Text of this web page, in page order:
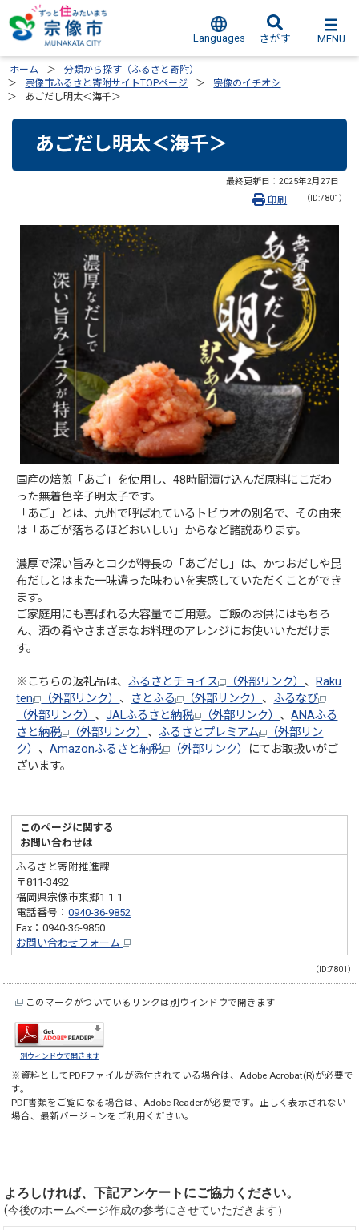
Languages さがす MENU
ホーム
分類から探す（ふるさと寄附）
宗像市ふるさと寄附サイトTOPページ
宗像のイチオシ
あごだし明太＜海千＞
あごだし明太＜海千＞
最終更新日： 2025年2月27日
（ID:7801）
印刷
国産の焙煎「あご」を使用し、48時間漬け込んだ原料にこだわ
った無着色辛子明太子です。
「あご」とは、九州で呼ばれているトビウオの別名で、その由来
は「あごが落ちるほどおいしい」からなど諸説あります。
濃厚で深い旨みとコクが特長の「あごだし」は、かつおだしや昆
布だしとはまた一味違った味わいを実感していただくことができ
ます。
ご家庭用にも喜ばれる大容量でご用意。ご飯のお供にはもちろ
ん、酒の肴やさまざまなお料理のアレンジにお使いいただけま
す。
※こちらの返礼品は、ふるさとチョイス （外部リンク） 、Raku
ten
（外部リンク） 、 さとふる （外部リンク） 、ふるなび
（外部リンク） 、JALふるさと納税 （外部リンク） 、ANAふる
さと納税
（外部リンク） 、ふるさとプレミアム
（外部リン
ク） 、Amazonふるさと納税 （外部リンク） にてお取扱いがご
ざいます。
このページに関する
お問い合わせは
ふるさと寄附推進課
〒811-3492
福岡県宗像市東郷1-1-1
電話番号：0940-36-9852
Fax：0940-36-9850
お問い合わせフォーム
（ID:7801）
このマークがついているリンクは別ウインドウで開きます
別ウィンドウで開きます
※資料としてPDFファイルが添付されている場合は、Adobe Acrobat(R)が必要で
す。
PDF書類をご覧になる場合は、Adobe Readerが必要です。正しく表示されない
場合、最新バージョンをご利用ください。